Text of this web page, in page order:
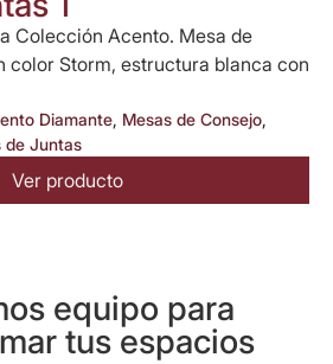
Colección Acento. Mesa de
color Storm, estructura blanca con
Diamante, Mesas de Consejo,
de Juntas
Ver producto
equipo para
tus espacios